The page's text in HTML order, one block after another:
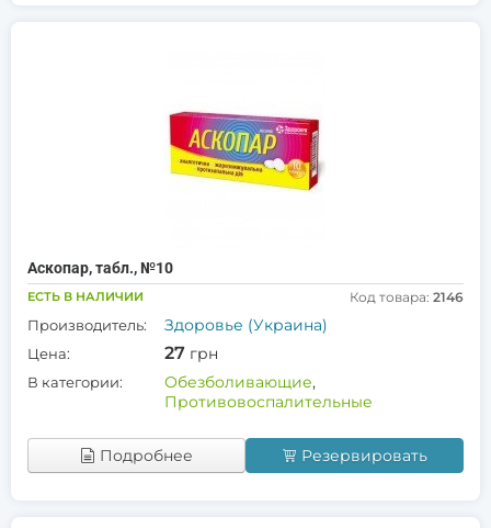
Аскопар, табл., №10
ЕСТЬ В НАЛИЧИИ Код товара: 2146
Производитель: Здоровье (Украина)
Цена: 27 грн
В категории: Обезболивающие,
Противовоспалительные
Подробнее Резервировать